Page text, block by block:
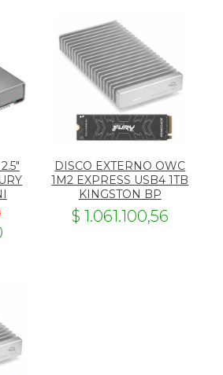
DISCO EXTERNO OWC
1M2 EXPRESS USB4 1TB
KINGSTON BP
$ 1.061.100,56